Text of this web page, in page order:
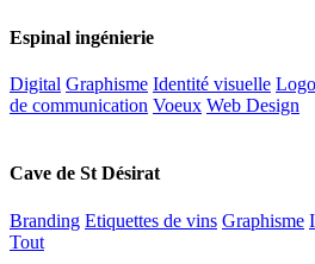
Espinal ingénierie
Digital Graphisme Identité visuelle
de communication Voeux Web Design
Cave de St Désirat
Branding Etiquettes de vins Graphisme
Tout